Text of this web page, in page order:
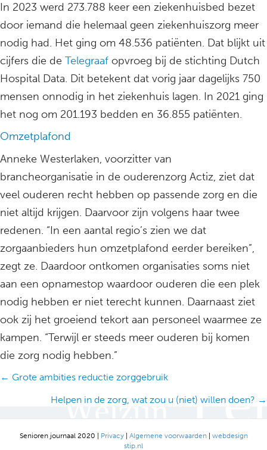
In 2023 werd 273.788 keer een ziekenhuisbed bezet
door iemand die helemaal geen ziekenhuiszorg meer
nodig had. Het ging om 48.536 patiënten. Dat blijkt uit
cijfers die de Telegraaf opvroeg bij de stichting Dutch
Hospital Data. Dit betekent dat vorig jaar dagelijks 750
mensen onnodig in het ziekenhuis lagen. In 2021 ging
het nog om 201.193 bedden en 36.855 patiënten.
Omzetplafond
Anneke Westerlaken, voorzitter van
brancheorganisatie in de ouderenzorg Actiz, ziet dat
veel ouderen recht hebben op passende zorg en die
niet altijd krijgen. Daarvoor zijn volgens haar twee
redenen. “In een aantal regio’s zien we dat
zorgaanbieders hun omzetplafond eerder bereiken”,
zegt ze. Daardoor ontkomen organisaties soms niet
aan een opnamestop waardoor ouderen die een plek
nodig hebben er niet terecht kunnen. Daarnaast ziet
ook zij het groeiend tekort aan personeel waarmee ze
kampen. “Terwijl er steeds meer ouderen bij komen
die zorg nodig hebben.”
Posts
navigation
← Grote ambities reductie zorggebruik
Helpen in de zorg, wat zou u (niet) willen doen? →
Senioren journaal 2020 | Privacy| Algemene voorwaarden| webdesign
stip.nl